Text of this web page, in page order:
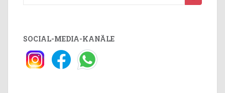
SOCIAL-MEDIA-KANÄLE